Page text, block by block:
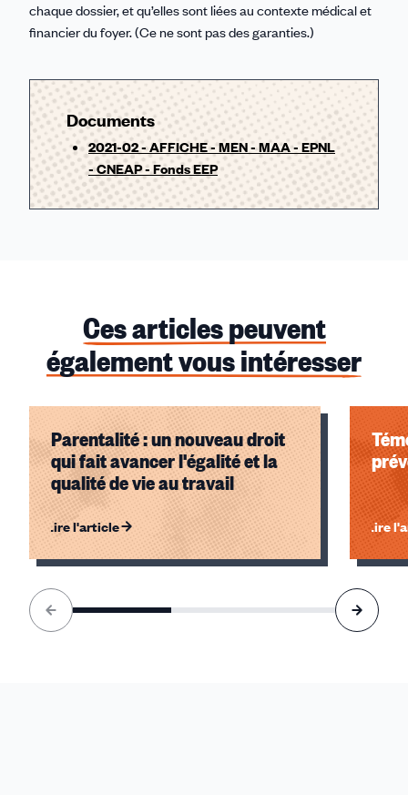
chaque dossier, et qu’elles sont liées au contexte médical et
financier du foyer. (Ce ne sont pas des garanties.)
Documents
2021-02 - AFFICHE - MEN - MAA - EPNL
- CNEAP - Fonds EEP
Ces articles peuvent
également vous intéresser
Parentalité : un nouveau droit
qui fait avancer l'égalité et la
qualité de vie au travail
Lire l'article Lire